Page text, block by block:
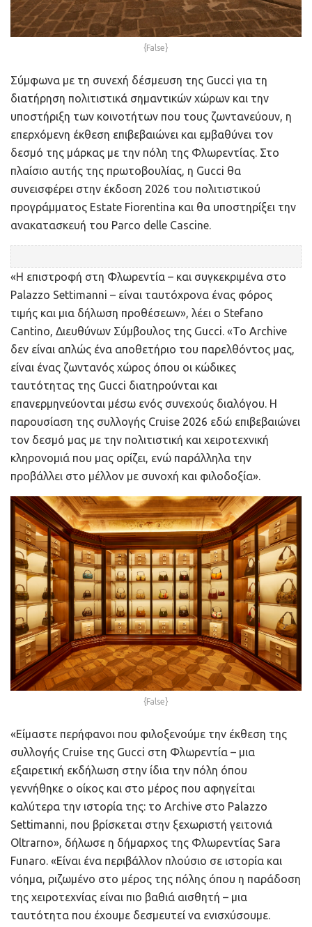
{False}
Σύμφωνα με τη συνεχή δέσμευση της Gucci για τη
διατήρηση πολιτιστικά σημαντικών χώρων και την
υποστήριξη των κοινοτήτων που τους ζωντανεύουν, η
επερχόμενη έκθεση επιβεβαιώνει και εμβαθύνει τον
δεσμό της μάρκας με την πόλη της Φλωρεντίας. Στο
πλαίσιο αυτής της πρωτοβουλίας, η Gucci θα
συνεισφέρει στην έκδοση 2026 του πολιτιστικού
προγράμματος Estate Fiorentina και θα υποστηρίξει την
ανακατασκευή του Parco delle Cascine.
«Η επιστροφή στη Φλωρεντία – και συγκεκριμένα στο
Palazzo Settimanni – είναι ταυτόχρονα ένας φόρος
τιμής και μια δήλωση προθέσεων», λέει ο Stefano
Cantino, Διευθύνων Σύμβουλος της Gucci. «Το Archive
δεν είναι απλώς ένα αποθετήριο του παρελθόντος μας,
είναι ένας ζωντανός χώρος όπου οι κώδικες
ταυτότητας της Gucci διατηρούνται και
επανερμηνεύονται μέσω ενός συνεχούς διαλόγου. Η
παρουσίαση της συλλογής Cruise 2026 εδώ επιβεβαιώνει
τον δεσμό μας με την πολιτιστική και χειροτεχνική
κληρονομιά που μας ορίζει, ενώ παράλληλα την
προβάλλει στο μέλλον με συνοχή και φιλοδοξία».
{False}
«Είμαστε περήφανοι που φιλοξενούμε την έκθεση της
συλλογής Cruise της Gucci στη Φλωρεντία – μια
εξαιρετική εκδήλωση στην ίδια την πόλη όπου
γεννήθηκε ο οίκος και στο μέρος που αφηγείται
καλύτερα την ιστορία της: το Archive στο Palazzo
Settimanni, που βρίσκεται στην ξεχωριστή γειτονιά
Oltrarno», δήλωσε η δήμαρχος της Φλωρεντίας Sara
Funaro. «Είναι ένα περιβάλλον πλούσιο σε ιστορία και
νόημα, ριζωμένο στο μέρος της πόλης όπου η παράδοση
της χειροτεχνίας είναι πιο βαθιά αισθητή – μια
ταυτότητα που έχουμε δεσμευτεί να ενισχύσουμε.